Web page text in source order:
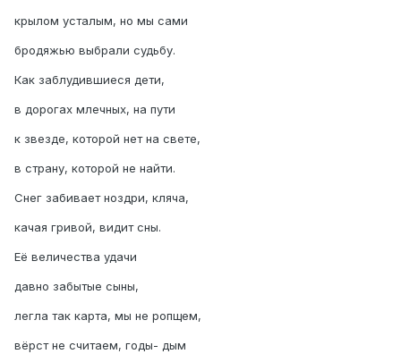
крылом усталым, но мы сами
бродяжью выбрали судьбу.
Как заблудившиеся дети,
в дорогах млечных, на пути
к звезде, которой нет на свете,
в страну, которой не найти.
Снег забивает ноздри, кляча,
качая гривой, видит сны.
Её величества удачи
давно забытые сыны,
легла так карта, мы не ропщем,
вёрст не считаем, годы- дым